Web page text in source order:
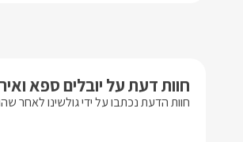
חוות דעת על יובלים ספא
חוות הדעת נכתבו על ידי גולשינו לאחר